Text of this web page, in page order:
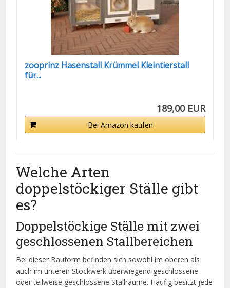
zooprinz Hasenstall Krümmel Kleintierstall
für...
189,00 EUR
Bei Amazon kaufen
Welche Arten
doppelstöckiger Ställe gibt
es?
Doppelstöckige Ställe mit zwei
geschlossenen Stallbereichen
Bei dieser Bauform befinden sich sowohl im oberen als
auch im unteren Stockwerk überwiegend geschlossene
oder teilweise geschlossene Stallräume. Häufig besitzt jede